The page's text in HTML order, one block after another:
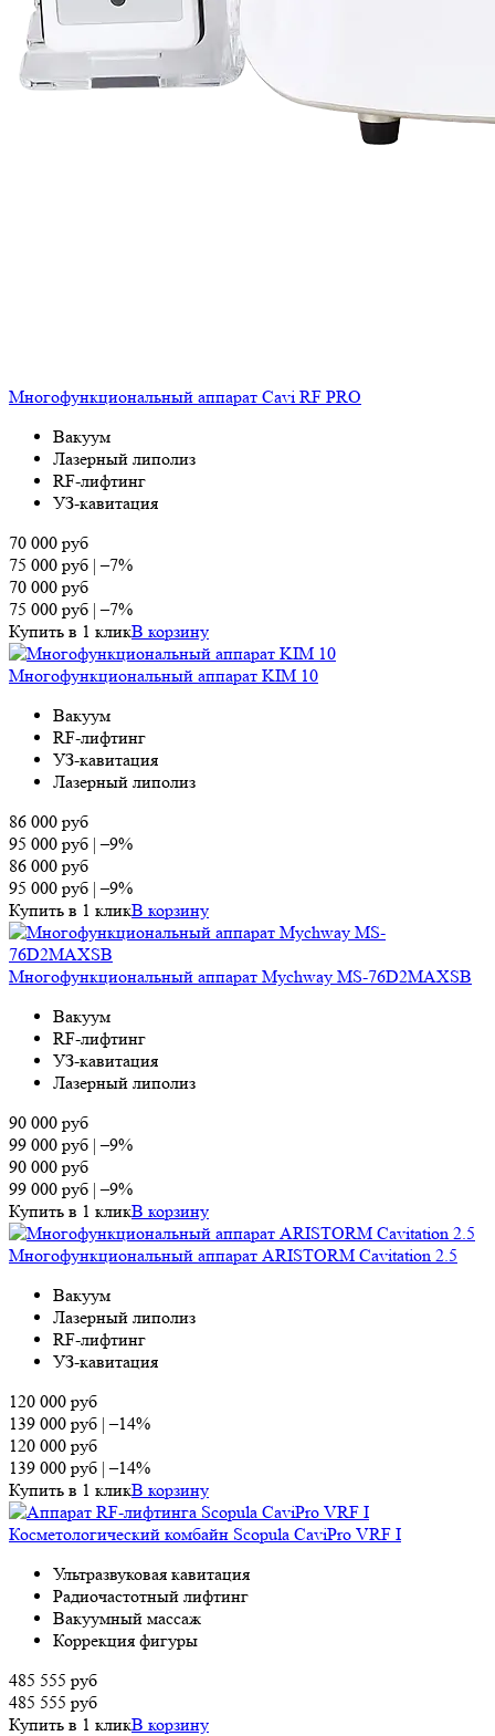
Многофункциональный аппарат Cavi RF PRO
Вакуум
Лазерный липолиз
RF-лифтинг
УЗ-кавитация
70 000 руб
75 000 руб |–7%
70 000 руб
75 000 руб |–7%
Купить в 1 кликВ корзину
Многофункциональный аппарат KIM 10
Вакуум
RF-лифтинг
УЗ-кавитация
Лазерный липолиз
86 000 руб
95 000 руб |–9%
86 000 руб
95 000 руб |–9%
Купить в 1 кликВ корзину
Многофункциональный аппарат Mychway MS-76D2MAXSB
Вакуум
RF-лифтинг
УЗ-кавитация
Лазерный липолиз
90 000 руб
99 000 руб |–9%
90 000 руб
99 000 руб |–9%
Купить в 1 кликВ корзину
Многофункциональный аппарат ARISTORM Cavitation 2.5
Вакуум
Лазерный липолиз
RF-лифтинг
УЗ-кавитация
120 000 руб
139 000 руб |–14%
120 000 руб
139 000 руб |–14%
Купить в 1 кликВ корзину
Косметологический комбайн Scopula CaviPro VRF I
Ультразвуковая кавитация
Радиочастотный лифтинг
Вакуумный массаж
Коррекция фигуры
485 555 руб
485 555 руб
Купить в 1 кликВ корзину